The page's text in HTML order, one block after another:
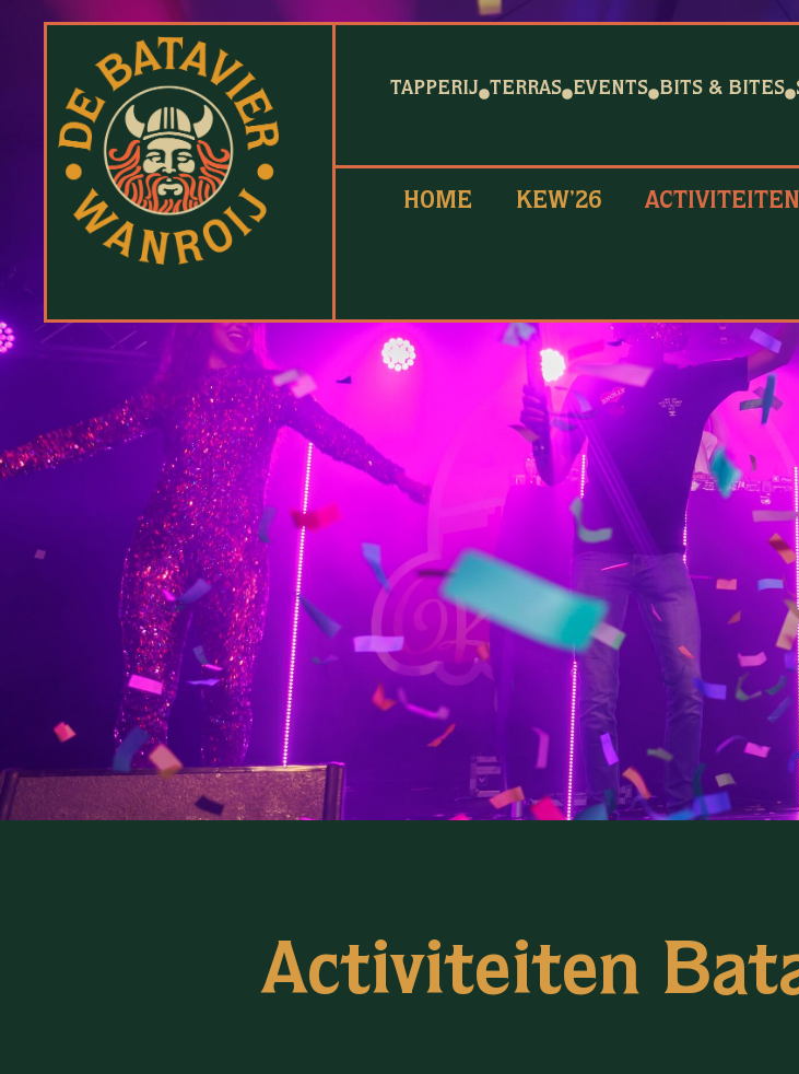
TAPPERIJ TERRAS EVENTS BITS & BITES
HOME KEW’26 ACTIVITEITEN
Activiteiten